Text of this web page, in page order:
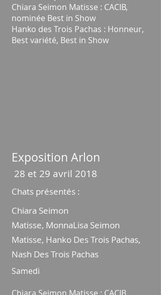
Chiara Seimon Matisse : CACIB,
nominée Best in Show
Hanko des Trois Pachas : Honneur,
Best variété, Best in Show
Exposition Arlon
28 et 29 avril 2018
Chats présentés :
Chiara Seimon
Matisse, MonnaLisa Seimon
Matisse, Hanko Des Trois Pachas,
Nash Des Trois Pachas
Samedi